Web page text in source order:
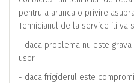
pentru a arunca o privire
Tehnicianul de la service iti va
- daca problema nu este
usor
- daca frigiderul este